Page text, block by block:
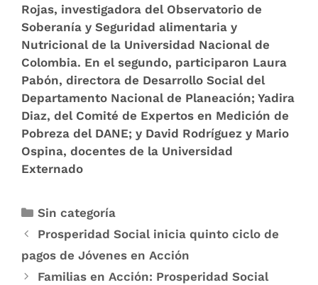
Rojas, investigadora del Observatorio de
Soberanía y Seguridad alimentaria y
Nutricional de la Universidad Nacional de
Colombia. En el segundo, participaron Laura
Pabón, directora de Desarrollo Social del
Departamento Nacional de Planeación; Yadira
Diaz, del Comité de Expertos en Medición de
Pobreza del DANE; y David Rodríguez y Mario
Ospina, docentes de la Universidad
Externado
Sin categoría
Prosperidad Social inicia quinto ciclo de
pagos de Jóvenes en Acción
Familias en Acción: Prosperidad Social